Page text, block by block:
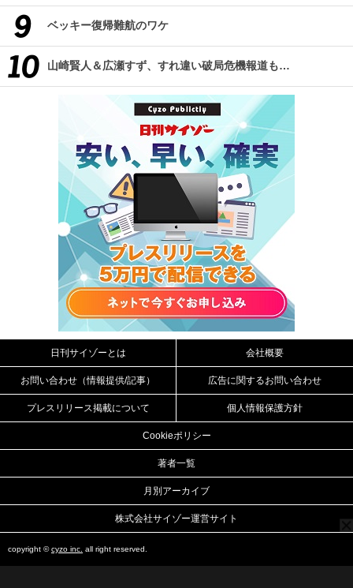
ベッキー復帰難航のワケ
山崎賢人＆広瀬すず、すれ違い破局危機報道も…
日刊サイゾーとは 会社概要
お問い合わせ（情報提供/記事） 広告に関するお問い合わせ
プレスリリース掲載について 個人情報保護方針
Cookieポリシー
著者一覧
月別アーカイブ
株式会社サイゾー運営サイト
copyright ©cyzo inc. all right reserved.